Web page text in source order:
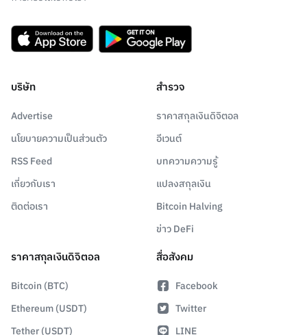
บริษัท
Advertise
นโยบายความเป็นส่วนตัว
RSS Feed
เกี่ยวกับเรา
ติดต่อเรา
สำรวจ
ราคาสกุลเงินดิจิตอล
อีเวนต์
บทความความรู้
แปลงสกุลเงิน
Bitcoin Halving
ข่าว DeFi
ราคาสกุลเงินดิจิตอล
Bitcoin (BTC)
Ethereum (USDT)
Tether (USDT)
สื่อสังคม
Facebook
Twitter
LINE